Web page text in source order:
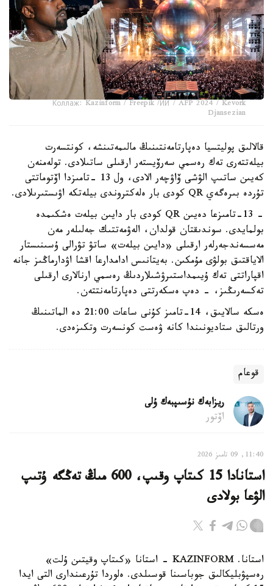
Коллаж: Kazinform / Freepik /ИИ / AFP 2024 / Kevork
Djansezian
قالالىق پوليتسيا دەپارتامەنتىنىڭ مالىمەتىنشە، كونتسەرت
بيلەتتەرى تەك رەسمي سەرۆيستەر ارقىلى ساتىلادى. تولەمنەن
كەيىن ساتىپ الۋشى ۆاۋچەر الادى، ول 13 -تامىزدا اۆتوماتتى
تۇردە بىرەگەي QR كودى بار ەلەكتروندى بيلەتكە اۋىستىرىلادى.
- 13-تامىزعا دەيىن QR كودى بار دايىن بيلەت ەشكىمدە
بولمايدى. سوندىقتان قولدان، الەۋمەتتىك جەلىلەر مەن
مەسسەندجەرلەر ارقىلى «دايىن بيلەت» ساتۋ تۋرالى ۇسىنىستار
الاياقتىق بولۋى مۇمكىن. بەيتانىس ادامدارعا اقشا اۋدارماڭىز جانە
اقپاراتتى تەك ۇيىمداستىرۋشىلاردىڭ رەسمي ارنالارى ارقىلى
تەكسەرىڭىز، - دەپ ەسكەرتتى دەپارتامەنتتەن.
ەسكە سالايىق، 14-تامىز كۇنى ساعات 21:00 دە الماتىنىڭ
ورتالىق ستاديونىندا كانە ۋەست كونسەرت وتكىزەدى.
قوعام
ريزابەك نۇسىپبەك ۇلى
اۆتور
11:40, 09 تامىز 2026
استانادا 15 كىتاپ وقىپ، 600 مىڭ تەڭگە ۇتىپ
الۋعا بولادى
استانا. KAZINFORM - استانا «كىتاپ وقيتىن ۇلت»
رەسپۋبليكالىق جوباسىنا قوسىلدى. ەلوردا تۇرعىندارى التى ايدا